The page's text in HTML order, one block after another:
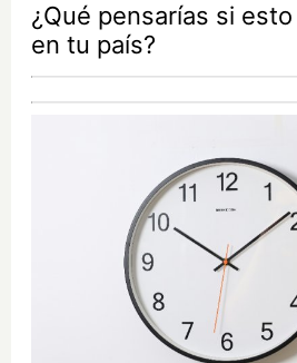
¿Qué pensarías si
en tu país?